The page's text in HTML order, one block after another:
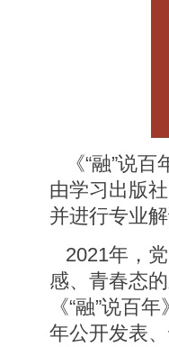
《“融”说
由学习出版
并进行专业解
2021年，
感、青春态
《“融”说百
年公开发表